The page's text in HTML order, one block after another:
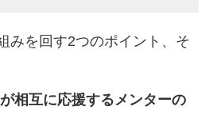
みを回す2つのポイント、そ
相互に応援するメンターの